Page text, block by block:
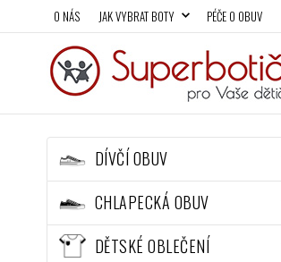
O NÁS JAK VYBRAT BOTY PÉČE O OBUV
DÍVČÍ OBUV
CHLAPECKÁ OBUV
DĚTSKÉ OBLEČENÍ